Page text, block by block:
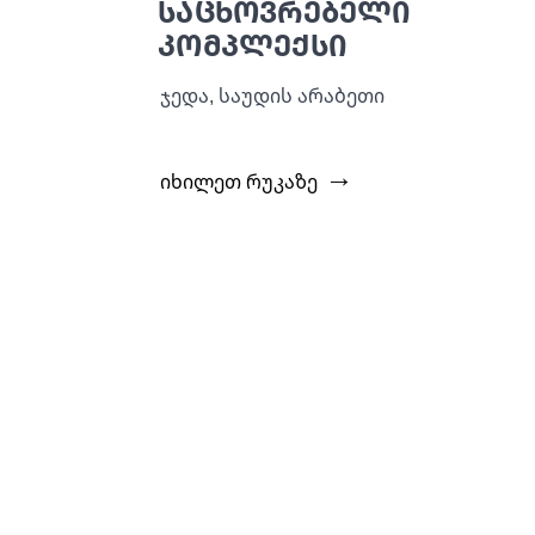
საცხოვრებელი
კომპლექსი
ჯედა, საუდის არაბეთი
ᲘᲮᲘᲚᲔᲗ ᲠᲣᲙᲐᲖᲔ